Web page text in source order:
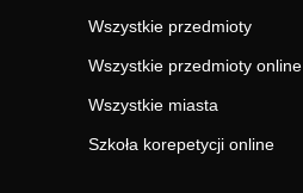
Wszystkie przedmioty
Wszystkie przedmioty online
Wszystkie miasta
Szkoła korepetycji online